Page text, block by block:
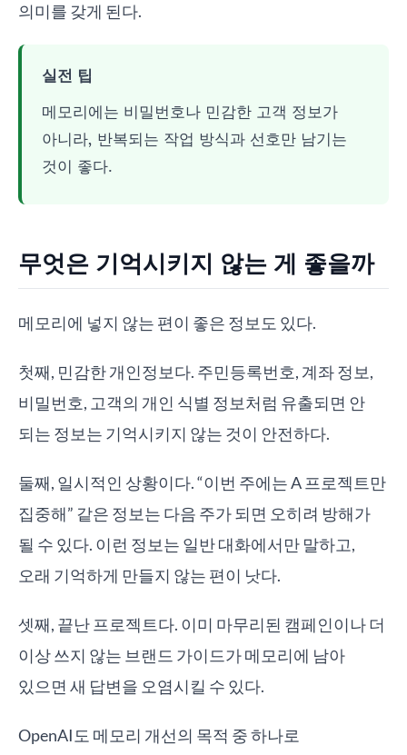
의미를 갖게 된다.
실전 팁
메모리에는 비밀번호나 민감한 고객 정보가
아니라, 반복되는 작업 방식과 선호만 남기는
것이 좋다.
무엇은 기억시키지 않는 게 좋을까
메모리에 넣지 않는 편이 좋은 정보도 있다.
첫째, 민감한 개인정보다. 주민등록번호, 계좌 정보,
비밀번호, 고객의 개인 식별 정보처럼 유출되면 안
되는 정보는 기억시키지 않는 것이 안전하다.
둘째, 일시적인 상황이다. “이번 주에는 A 프로젝트만
집중해” 같은 정보는 다음 주가 되면 오히려 방해가
될 수 있다. 이런 정보는 일반 대화에서만 말하고,
오래 기억하게 만들지 않는 편이 낫다.
셋째, 끝난 프로젝트다. 이미 마무리된 캠페인이나 더
이상 쓰지 않는 브랜드 가이드가 메모리에 남아
있으면 새 답변을 오염시킬 수 있다.
OpenAI도 메모리 개선의 목적 중 하나로